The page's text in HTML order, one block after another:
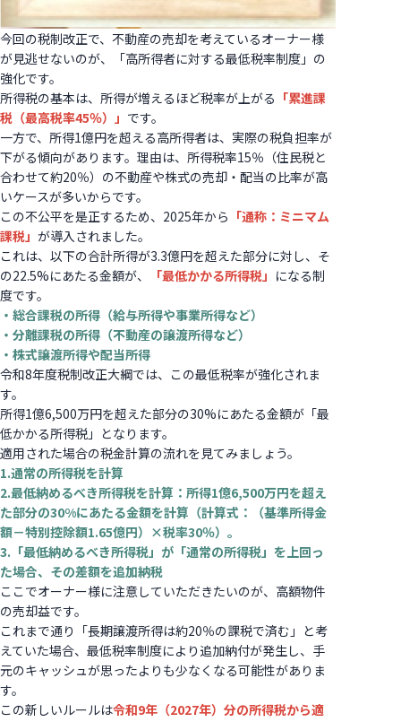
今回の税制改正で、不動産の売却を考えているオーナー様
が見逃せないのが、「高所得者に対する最低税率制度」の
強化です。
所得税の基本は、所得が増えるほど税率が上がる 「累進課
税（最高税率45％）」 です。
一方で、所得1億円を超える高所得者は、実際の税負担率が
下がる傾向があります。理由は、所得税率15％（住民税と
合わせて約20％）の不動産や株式の売却・配当の比率が高
いケースが多いからです。
この不公平を是正するため、2025年から 「通称：ミニマム
課税」 が導入されました。
これは、以下の合計所得が3.3億円を超えた部分に対し、そ
の22.5%にあたる金額が、
「最低かかる所得税」 になる制
度です。
・総合課税の所得（給与所得や事業所得など）
・分離課税の所得（不動産の譲渡所得など）
・株式譲渡所得や配当所得
令和8年度税制改正大綱では、この最低税率が強化されま
す。
所得1億6,500万円を超えた部分の30%にあたる金額が「最
低かかる所得税」となります。
適用された場合の税金計算の流れを見てみましょう。
1.通常の所得税を計算
2.最低納めるべき所得税を計算：所得1億6,500万円を超え
た部分の30%にあたる金額を計算（計算式：（基準所得金
額－特別控除額1.65億円）×税率30％）。
3.「最低納めるべき所得税」が「通常の所得税」を上回っ
た場合、その差額を追加納税
ここでオーナー様に注意していただきたいのが、高額物件
の売却益です。
これまで通り「長期譲渡所得は約20％の課税で済む」と考
えていた場合、最低税率制度により追加納付が発生し、手
元のキャッシュが思ったよりも少なくなる可能性がありま
す。
この新しいルールは令和9年（2027年）分の所得税から適